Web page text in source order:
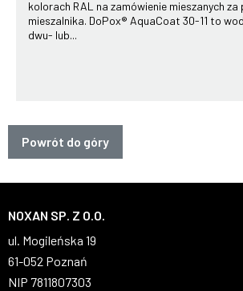
kolorach RAL na zamówienie mieszanych za
mieszalnika. DoPox® AquaCoat 30-11 to
dwu- lub...
Powrót do góry
NOXAN SP. Z O.O.
ul. Mogileńska 19
61-052 Poznań
NIP 7811807303